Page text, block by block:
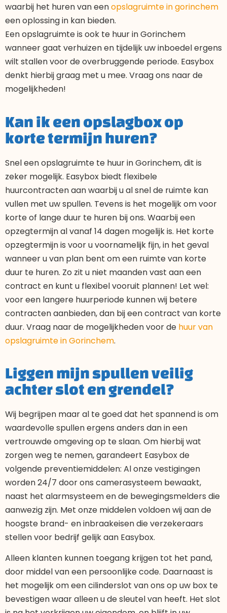
waarbij het huren van eenopslagruimte in gorinchem
een oplossing in kan bieden.
Een opslagruimte is ook te huur in Gorinchem
wanneer gaat verhuizen en tijdelijk uw inboedel ergens
wilt stallen voor de overbruggende periode. Easybox
denkt hierbij graag met u mee. Vraag ons naar de
mogelijkheden!
Kan ik een opslagbox op
korte termijn huren?
Snel een opslagruimte te huur in Gorinchem, dit is
zeker mogelijk. Easybox biedt flexibele
huurcontracten aan waarbij u al snel de ruimte kan
vullen met uw spullen. Tevens is het mogelijk om voor
korte of lange duur te huren bij ons. Waarbij een
opzegtermijn al vanaf 14 dagen mogelijk is. Het korte
opzegtermijn is voor u voornamelijk fijn, in het geval
wanneer u van plan bent om een ruimte van korte
duur te huren. Zo zit u niet maanden vast aan een
contract en kunt u flexibel vooruit plannen! Let wel:
voor een langere huurperiode kunnen wij betere
contracten aanbieden, dan bij een contract van korte
duur. Vraag naar de mogelijkheden voor de huur van
opslagruimte in Gorinchem.
Liggen mijn spullen veilig
achter slot en grendel?
Wij begrijpen maar al te goed dat het spannend is om
waardevolle spullen ergens anders dan in een
vertrouwde omgeving op te slaan. Om hierbij wat
zorgen weg te nemen, garandeert Easybox de
volgende preventiemiddelen: Al onze vestigingen
worden 24/7 door ons camerasysteem bewaakt,
naast het alarmsysteem en de bewegingsmelders die
aanwezig zijn. Met onze middelen voldoen wij aan de
hoogste brand- en inbraakeisen die verzekeraars
stellen voor bedrijf gelijk aan Easybox.
Alleen klanten kunnen toegang krijgen tot het pand,
door middel van een persoonlijke code. Daarnaast is
het mogelijk om een cilinderslot van ons op uw box te
bevestigen waar alleen u de sleutel van heeft. Het slot